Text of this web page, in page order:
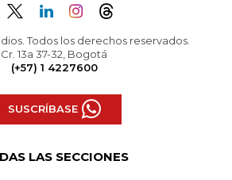
Todos los derechos reservados.
Cr. 13a 37-32, Bogotá
(+57) 1 4227600
SUSCRÍBASE
LAS SECCIONES